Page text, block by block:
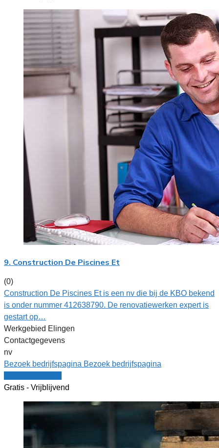
9. Construction De Piscines Et
(0)
Construction De Piscines Et is een nv die bij de KBO bekend
is onder nummer 412638790. De renovatiewerken expert is
gestart op…
Werkgebied Elingen
Contactgegevens
nv
Bezoek bedrijfspagina Bezoek bedrijfspagina
Gratis - Vrijblijvend